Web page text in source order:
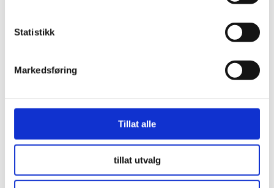
Statistikk
Markedsføring
Tillat alle
tillat utvalg
Mandag – fredag
JOTUN ARENA, INNGANG 2, 3 ETG
Nygårdsveien 84, 3221 Sandefjord
POST